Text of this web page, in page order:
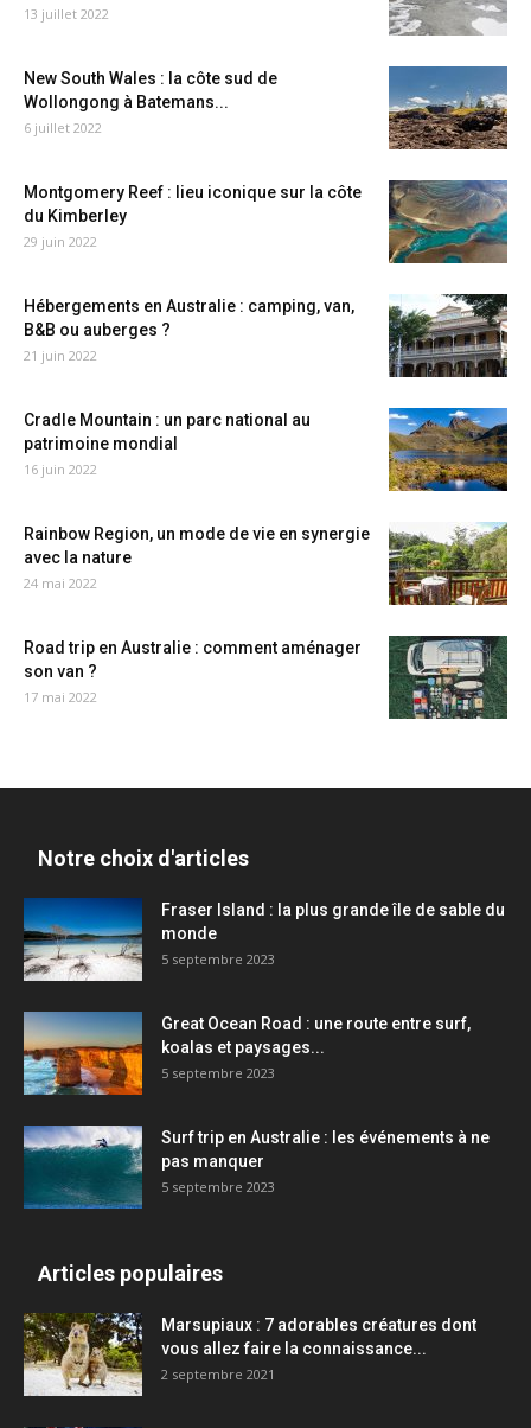
13 juillet 2022
New South Wales : la côte sud de
Wollongong à Batemans...
6 juillet 2022
Montgomery Reef : lieu iconique sur la côte
du Kimberley
29 juin 2022
Hébergements en Australie : camping, van,
B&B ou auberges ?
21 juin 2022
Cradle Mountain : un parc national au
patrimoine mondial
16 juin 2022
Rainbow Region, un mode de vie en synergie
avec la nature
24 mai 2022
Road trip en Australie : comment aménager
son van ?
17 mai 2022
Notre choix d'articles
Fraser Island : la plus grande île de sable du
monde
5 septembre 2023
Great Ocean Road : une route entre surf,
koalas et paysages...
5 septembre 2023
Surf trip en Australie : les événements à ne
pas manquer
5 septembre 2023
Articles populaires
Marsupiaux : 7 adorables créatures dont
vous allez faire la connaissance...
2 septembre 2021